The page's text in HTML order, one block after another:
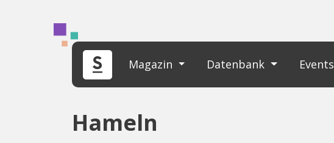
Magazin Datenbank Events
Hameln